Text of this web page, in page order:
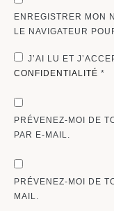
ENREGISTRER MON
LE NAVIGATEUR
J’AI LU ET
CONFIDENTIALITÉ *
PRÉVENEZ-MOI DE
PAR E-MAIL.
PRÉVENEZ-MOI DE
MAIL.